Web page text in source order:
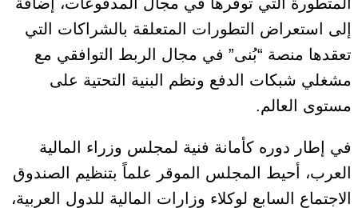
إلى استعراض التطورات المتعلقة بالشراكات التي
تعقدها منصة “بُنى” في مجال الربط التوافقي مع
مشغلي شبكات الدفع ونظم البنية التحتية على
مستوى العالم.
في إطار دوره كأمانة فنية لمجلس وزراء المالية
العرب، أحيط المجلس الموقر علماً بتنظيم الصندوق
الاجتماع السابع لوكلاء وزارات المالية للدول العربية،